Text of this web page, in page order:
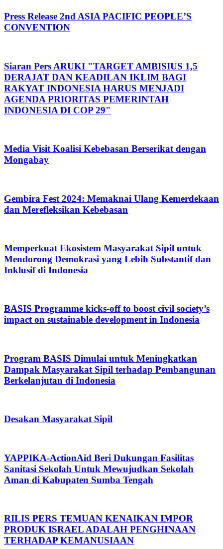
Press Release 2nd ASIA PACIFIC PEOPLE’S
CONVENTION
Siaran Pers ARUKI "TARGET AMBISIUS 1,5
DERAJAT DAN KEADILAN IKLIM BAGI
RAKYAT INDONESIA HARUS MENJADI
AGENDA PRIORITAS PEMERINTAH
INDONESIA DI COP 29"
Media Visit Koalisi Kebebasan Berserikat dengan
Mongabay
Gembira Fest 2024: Memaknai Ulang Kemerdekaan
dan Merefleksikan Kebebasan
Memperkuat Ekosistem Masyarakat Sipil untuk
Mendorong Demokrasi yang Lebih Substantif dan
Inklusif di Indonesia
BASIS Programme kicks-off to boost civil society’s
impact on sustainable development in Indonesia
Program BASIS Dimulai untuk Meningkatkan
Dampak Masyarakat Sipil terhadap Pembangunan
Berkelanjutan di Indonesia
Desakan Masyarakat Sipil
YAPPIKA-ActionAid Beri Dukungan Fasilitas
Sanitasi Sekolah Untuk Mewujudkan Sekolah
Aman di Kabupaten Sumba Tengah
RILIS PERS TEMUAN KENAIKAN IMPOR
PRODUK ISRAEL ADALAH PENGHINAAN
TERHADAP KEMANUSIAAN